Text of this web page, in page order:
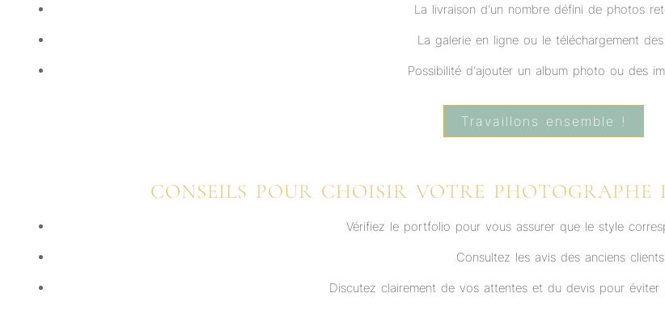
La livraison d’un nombre défini de photos
La galerie en ligne ou le téléchargement
Possibilité d’ajouter un album photo ou des
Travaillons ensemble !
CONSEILS POUR CHOISIR VOTRE PHOTOGRAPHE
Vérifiez le portfolio pour vous assurer que le style
Consultez les avis des anciens
Discutez clairement de vos attentes et du devis pour éviter